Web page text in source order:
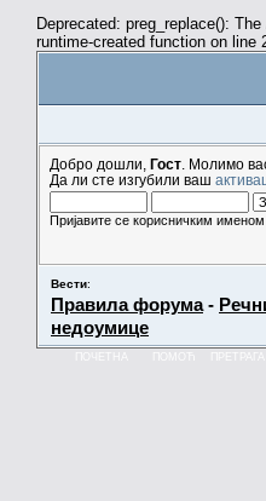
Deprecated: preg_replace():
runtime-created function on line
Добро дошли, Гост . Молимо
Да ли сте изгубили ваш
Пријавите се корисничким
Вести:
Правила форума-
недоумице